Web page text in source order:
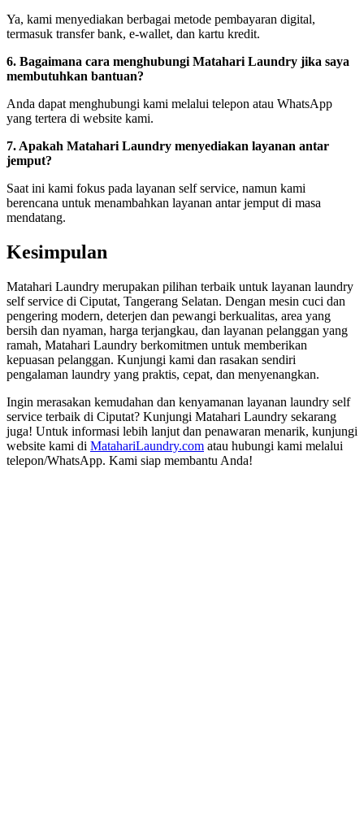
Ya, kami menyediakan berbagai metode pembayaran digital,
termasuk transfer bank, e-wallet, dan kartu kredit.
6. Bagaimana cara menghubungi Matahari Laundry jika saya
membutuhkan bantuan?
Anda dapat menghubungi kami melalui telepon atau WhatsApp
yang tertera di website kami.
7. Apakah Matahari Laundry menyediakan layanan antar
jemput?
Saat ini kami fokus pada layanan self service, namun kami
berencana untuk menambahkan layanan antar jemput di masa
mendatang.
Kesimpulan
Matahari Laundry merupakan pilihan terbaik untuk layanan laundry
self service di Ciputat, Tangerang Selatan. Dengan mesin cuci dan
pengering modern, deterjen dan pewangi berkualitas, area yang
bersih dan nyaman, harga terjangkau, dan layanan pelanggan yang
ramah, Matahari Laundry berkomitmen untuk memberikan
kepuasan pelanggan. Kunjungi kami dan rasakan sendiri
pengalaman laundry yang praktis, cepat, dan menyenangkan.
Ingin merasakan kemudahan dan kenyamanan layanan laundry self
service terbaik di Ciputat? Kunjungi Matahari Laundry sekarang
juga! Untuk informasi lebih lanjut dan penawaran menarik, kunjungi
website kami di MatahariLaundry.com atau hubungi kami melalui
telepon/WhatsApp. Kami siap membantu Anda!